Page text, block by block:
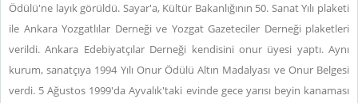
Ödülü'ne layık görüldü. Sayar'a, Kültür Bakanlığının 50. Sanat Yılı plaketi
ile Ankara Yozgatlılar Derneği ve Yozgat Gazeteciler Derneği plaketleri
verildi. Ankara Edebiyatçılar Derneği kendisini onur üyesi yaptı. Aynı
kurum, sanatçıya 1994 Yılı Onur Ödülü Altın Madalyası ve Onur Belgesi
verdi. 5 Ağustos 1999'da Ayvalık'taki evinde gece yarısı beyin kanaması